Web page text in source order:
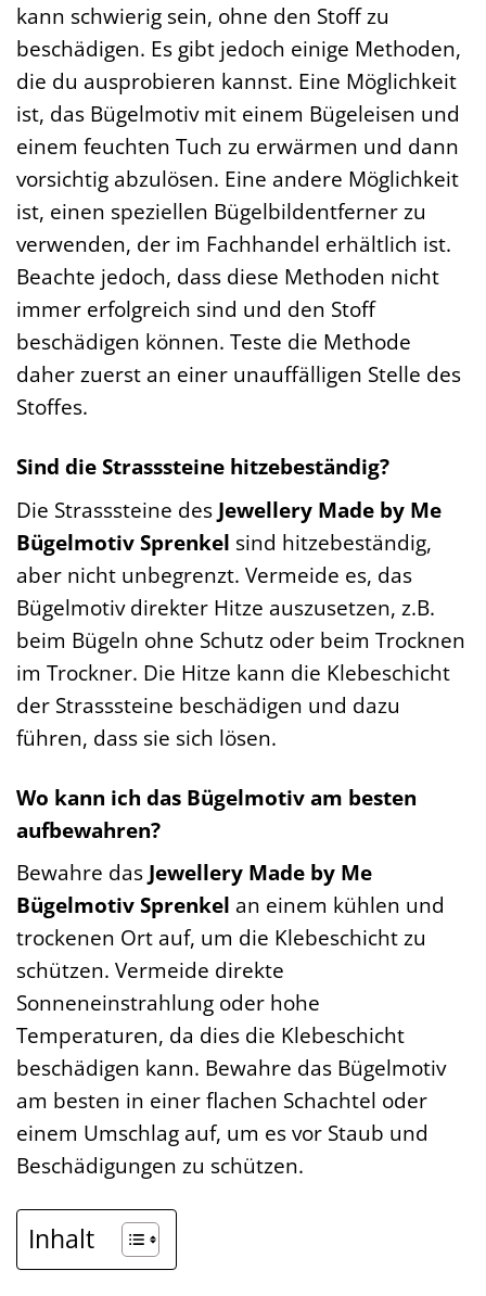
kann schwierig sein, ohne den Stoff zu
beschädigen. Es gibt jedoch einige Methoden,
die du ausprobieren kannst. Eine Möglichkeit
ist, das Bügelmotiv mit einem Bügeleisen und
einem feuchten Tuch zu erwärmen und dann
vorsichtig abzulösen. Eine andere Möglichkeit
ist, einen speziellen Bügelbildentferner zu
verwenden, der im Fachhandel erhältlich ist.
Beachte jedoch, dass diese Methoden nicht
immer erfolgreich sind und den Stoff
beschädigen können. Teste die Methode
daher zuerst an einer unauffälligen Stelle des
Stoffes.
Sind die Strasssteine hitzebeständig?
Die Strasssteine des Jewellery Made by Me
Bügelmotiv Sprenkel sind hitzebeständig,
aber nicht unbegrenzt. Vermeide es, das
Bügelmotiv direkter Hitze auszusetzen, z.B.
beim Bügeln ohne Schutz oder beim Trocknen
im Trockner. Die Hitze kann die Klebeschicht
der Strasssteine beschädigen und dazu
führen, dass sie sich lösen.
Wo kann ich das Bügelmotiv am besten
aufbewahren?
Bewahre das Jewellery Made by Me
Bügelmotiv Sprenkel an einem kühlen und
trockenen Ort auf, um die Klebeschicht zu
schützen. Vermeide direkte
Sonneneinstrahlung oder hohe
Temperaturen, da dies die Klebeschicht
beschädigen kann. Bewahre das Bügelmotiv
am besten in einer flachen Schachtel oder
einem Umschlag auf, um es vor Staub und
Beschädigungen zu schützen.
Inhalt